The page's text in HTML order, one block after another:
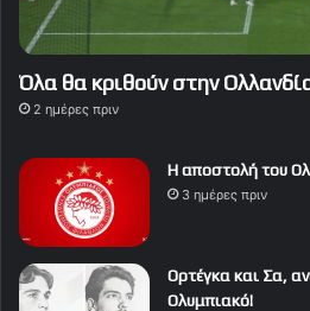
Όλα θα κριθούν στην
2 ημέρες πριν
Η αποστολή του
3 ημέρες πριν
Ορτέγκα και Σα,
Ολυμπιακό!